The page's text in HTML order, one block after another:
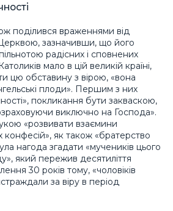
поділився враженнями від
Церквою, зазначивши, що його
радісних і сповнених
мало в цій великій країні,
цю обставину з вірою, «вона
плоди». Першим з них
покликання бути закваскою,
виключно на Господа».
«розвивати взаємини
конфесій», як також «братерство
нагода згадати «мучеників цього
який пережив десятиліття
30 років тому, «чоловіків
за віру в період